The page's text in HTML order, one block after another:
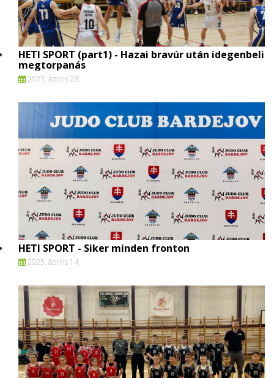
HETI SPORT (part1) - Hazai bravúr után idegenbeli
megtorpanás
2025. április 23.
HETI SPORT - Siker minden fronton
2025. április 14.